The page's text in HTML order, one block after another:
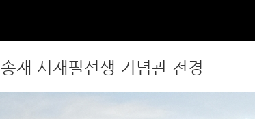
송재 서재필선생 기념관 전경